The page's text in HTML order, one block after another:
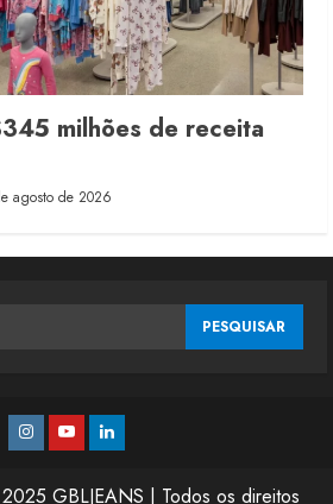
milhões de receita
agosto de 2026
Instagram
YoutubeLinkedin
GBLJEANS | Todos os direitos